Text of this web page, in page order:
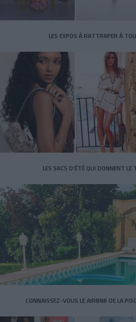
LES EXPOS À RATTRAPER À
LES SACS D’ÉTÉ QUI DONNENT LE
CONNAISSEZ-VOUS LE AIRBNB DE LA